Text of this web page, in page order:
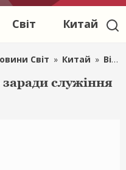
Світ Китай
Світ » Китай » Відкинути власне «я» заради служіння народу
служіння